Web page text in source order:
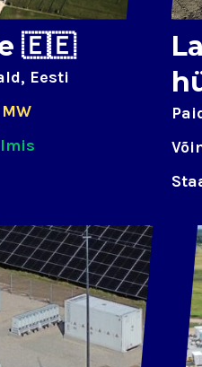
🇪🇪
Eesti